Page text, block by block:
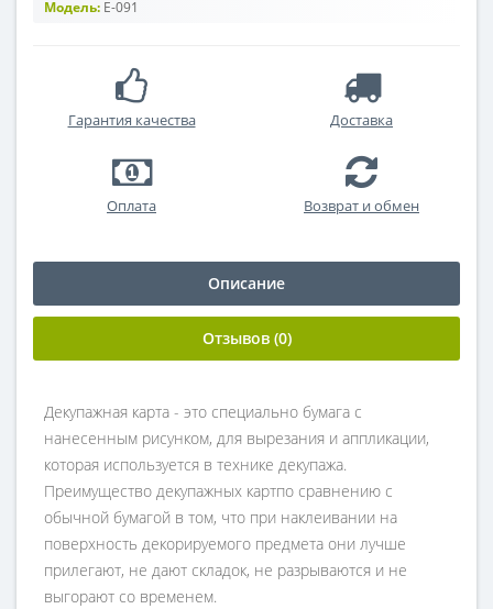
Модель: E-091
Гарантия качества Доставка
Оплата Возврат и обмен
Описание
Отзывов (0)
Декупажная карта - это специально бумага с
нанесенным рисунком, для вырезания и аппликации,
которая используется в технике декупажа.
Преимущество декупажных картпо сравнению с
обычной бумагой в том, что при наклеивании на
поверхность декорируемого предмета они лучше
прилегают, не дают складок, не разрываются и не
выгорают со временем.